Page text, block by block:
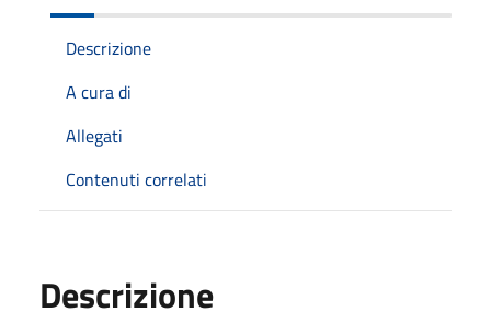
Descrizione
A cura di
Allegati
Contenuti correlati
Descrizione